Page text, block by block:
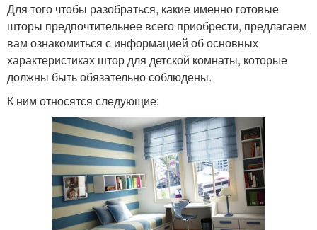
Для того чтобы разобраться, какие именно готовые
шторы предпочтительнее всего приобрести, предлагаем
вам ознакомиться с информацией об основных
характеристиках штор для детской комнаты, которые
должны быть обязательно соблюдены.
К ним относятся следующие: